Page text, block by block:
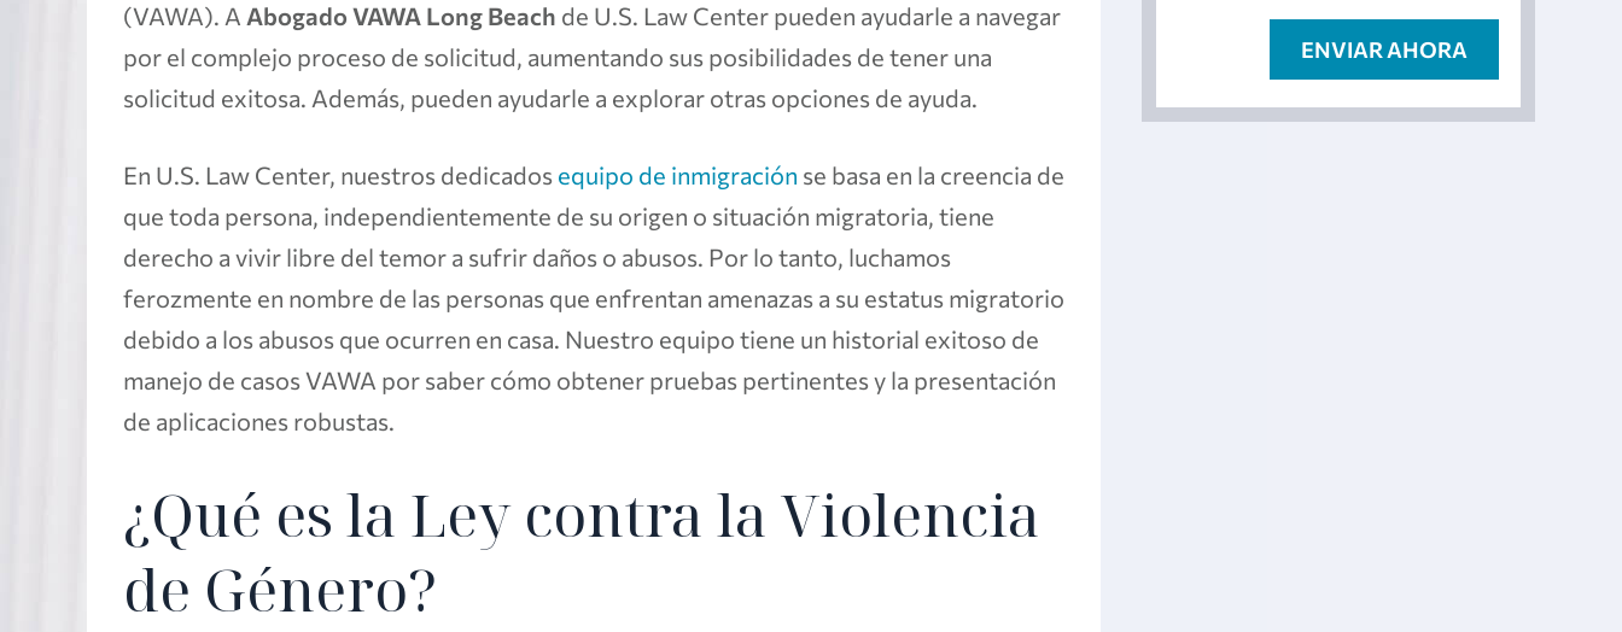
(VAWA). A Abogado VAWA Long Beach de U.S. Law Center pueden ayudarle a navegar
por el complejo proceso de solicitud, aumentando sus posibilidades de tener una
solicitud exitosa. Además, pueden ayudarle a explorar otras opciones de ayuda.
En U.S. Law Center, nuestros dedicados equipo de inmigración se basa en la creencia de
que toda persona, independientemente de su origen o situación migratoria, tiene
derecho a vivir libre del temor a sufrir daños o abusos. Por lo tanto, luchamos
ferozmente en nombre de las personas que enfrentan amenazas a su estatus migratorio
debido a los abusos que ocurren en casa. Nuestro equipo tiene un historial exitoso de
manejo de casos VAWA por saber cómo obtener pruebas pertinentes y la presentación
de aplicaciones robustas.
¿Qué es la Ley contra la Violencia
de Género?